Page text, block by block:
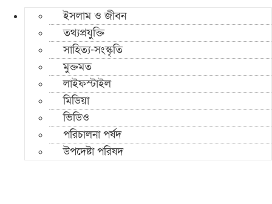
ইসলাম ও জীবন
তথ্যপ্রযুক্তি
সাহিত্য-সংস্কৃতি
মুক্তমত
লাইফস্টাইল
মিডিয়া
ভিডিও
পরিচালনা পর্ষদ
উপদেষ্টা পরিষদ